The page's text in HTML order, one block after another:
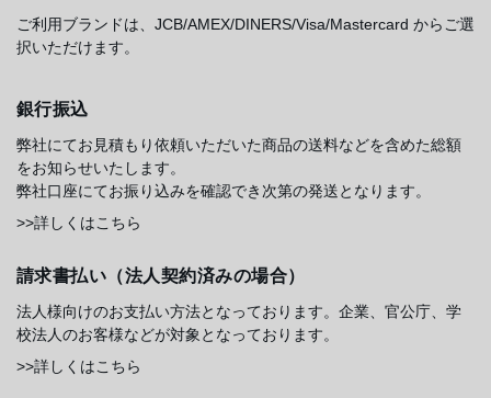
ご利用ブランドは、JCB/AMEX/DINERS/Visa/Mastercard からご選
択いただけます。
銀行振込
弊社にてお見積もり依頼いただいた商品の送料などを含めた総額
をお知らせいたします。
弊社口座にてお振り込みを確認でき次第の発送となります。
>>詳しくはこちら
請求書払い（法人契約済みの場合）
法人様向けのお支払い方法となっております。企業、官公庁、学
校法人のお客様などが対象となっております。
>>詳しくはこちら